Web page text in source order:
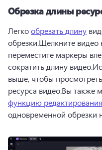
Обрезка длины
Легко обрезать длину
обрезки.Щелкните видео
переместите маркеры
сократить длину
выше, чтобы
ресурса видео.Вы также
функцию
одновременной обрезки